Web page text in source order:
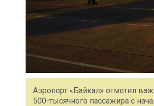
Аэропорт «Байкал» отметил
500-тысячного пассажира с